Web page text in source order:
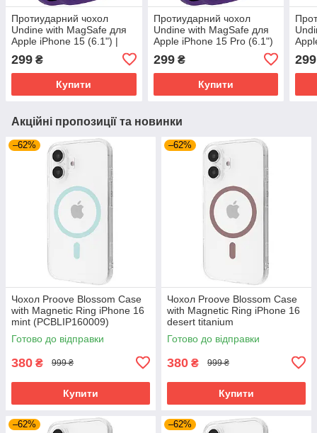
Протиударний чохол
Undine with MagSafe для
Apple iPhone 15 (6.1") |
Purple
299 ₴
Купити
Протиударний чохол
Undine with MagSafe для
Apple iPhone 15 Pro (6.1")
Purple
299₴
Купити
299
Акційні пропозиції та новинки
–62%
Чохол Proove Blossom Case
with Magnetic Ring iPhone 16
mint (PCBLIP160009)
Готово до відправки
380 ₴ 999 ₴
Купити
–62%
Чохол Proove Blossom Case
with Magnetic Ring iPhone 16
desert titanium
(PCBLIP160033)
Готово до відправки
380 ₴ 999 ₴
Купити
–62% –62%